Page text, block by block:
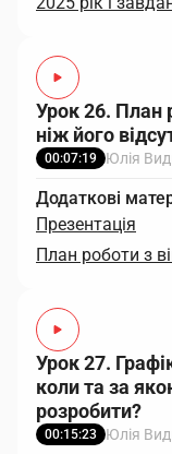
Урок 26. План
ніж його
00:07:19 Юлія
Додаткові
Презентація
План роботи з
Урок 27.
коли та за
розробити?
00:15:23 Юлія